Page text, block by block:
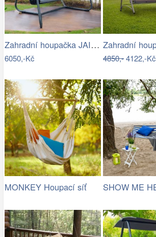
Zahradní houpačka JAIRA Tempo Kondela
6050,-Kč 4850,-4122,-Kč
MONKEY Houpací síť